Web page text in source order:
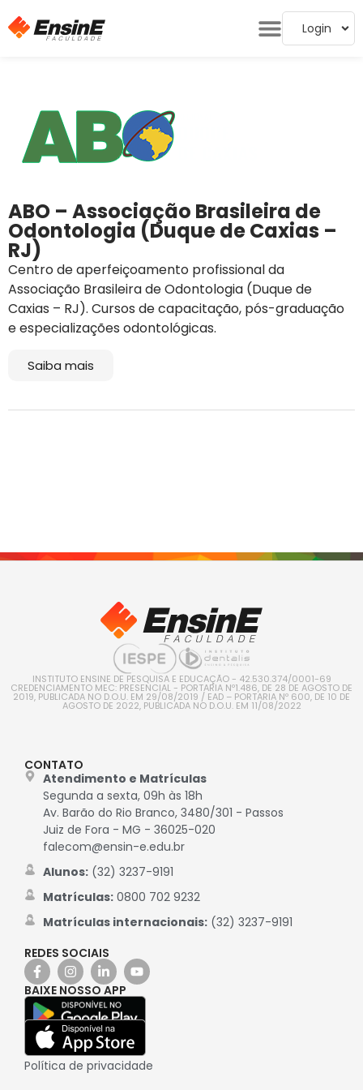
Login
ABO – Associação Brasileira de
Odontologia (Duque de Caxias –
RJ)
Centro de aperfeiçoamento profissional da
Associação Brasileira de Odontologia (Duque de
Caxias – RJ). Cursos de capacitação, pós-graduação
e especializações odontológicas.
Saiba mais
INSTITUTO ENSINE DE PESQUISA E EDUCAÇÃO - 42.530.374/0001-69
CREDENCIAMENTO MEC: PRESENCIAL - PORTARIA Nº1.486, DE 28 DE AGOSTO DE
2019, PUBLICADA NO D.O.U. EM 29/08/2019 / EAD – PORTARIA Nº 600, DE 10 DE
AGOSTO DE 2022, PUBLICADA NO D.O.U. EM 11/08/2022
CONTATO
Atendimento e Matrículas
Segunda a sexta, 09h às 18h
Av. Barão do Rio Branco, 3480/301 - Passos
Juiz de Fora - MG - 36025-020
falecom@ensin-e.edu.br
Alunos:(32) 3237-9191
Matrículas:0800 702 9232
Matrículas internacionais:(32) 3237-9191
REDES SOCIAIS
BAIXE NOSSO APP
Política de privacidade